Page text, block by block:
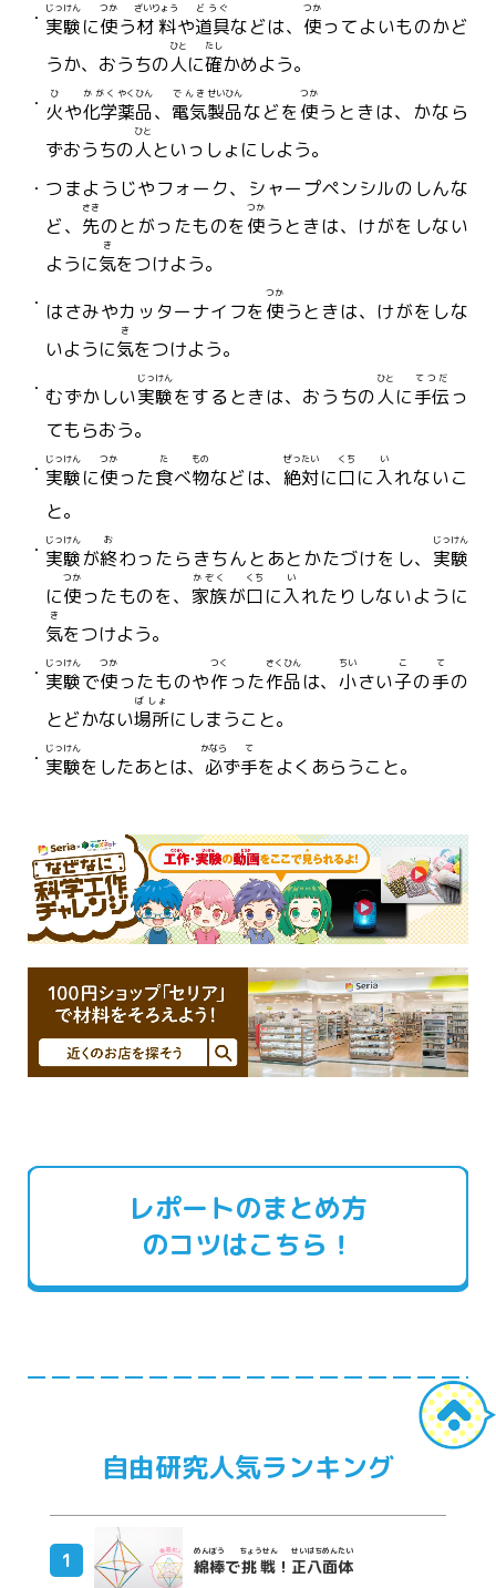
実験
じっけん
に使
つか
う材料
ざいりょう
や道具
どうぐ
などは、 使
つか
ってよいものかど
うか、おうちの人
ひと
に確
たし
かめよう。
火
ひ
や化学
かがく
薬品
やくひん
、 電気
でんき
製品
せいひん
などを 使
つか
うときは、かなら
ずおうちの人
ひと
といっしょにしよう。
つまようじやフォーク、シャープペンシルのしんな
ど、 先
さき
のとがったものを 使
つか
うときは、けがをしない
ように気
き
をつけよう。
はさみやカッターナイフを 使
つか
うときは、けがをしな
いように気
き
をつけよう。
むずかしい実験
じっけん
をするときは、おうちの人
ひと
に手伝
てつだ
っ
てもらおう。
実験
じっけん
に使
つか
った食
た
べ物
もの
などは、 絶対
ぜったい
に口
くち
に入
い
れないこ
と。
実験
じっけん
が終
お
わったらきちんとあとかたづけをし、 実験
じっけん
に使
つか
ったものを、 家族
かぞく
が口
くち
に入
い
れたりしないように
気
き
をつけよう。
実験
じっけん
で使
つか
ったものや作
つく
った作品
さくひん
は、 小
ちい
さい子
こ
の手
て
の
とどかない場所
ばしょ
にしまうこと。
実験
じっけん
をしたあとは、 必
かなら
ず手
て
をよくあらうこと。
レポートのまとめ方
のコツはこちら！
自由研究人気ランキング
綿棒
めんぼう
で挑戦
ちょうせん
！ 正八面体
せいはちめんたい